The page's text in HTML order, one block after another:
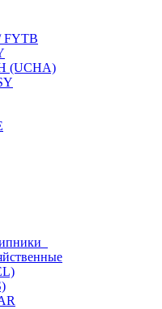
FYTB
(UCHA)